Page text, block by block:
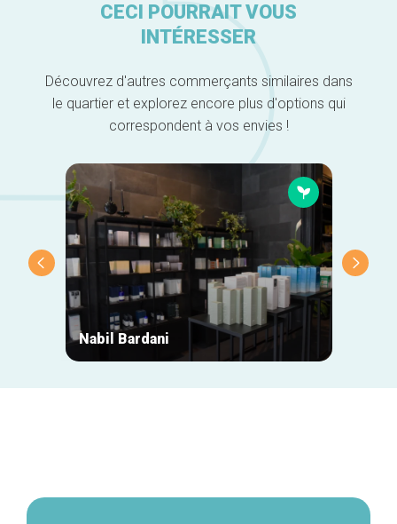
CECI POURRAIT VOUS
INTÉRESSER
Découvrez d'autres commerçants similaires dans
le quartier et explorez encore plus d'options qui
correspondent à vos envies !
Nabil Bardani